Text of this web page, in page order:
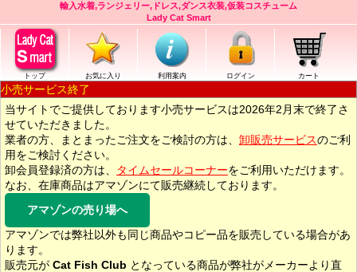
輸入水着,ランジェリー,ドレス,ダンス衣装,仮装コスチューム
Lady Cat Smart
トップ お気に入り 利用案内 ログイン カート
小売サービス終了
当サイトでご提供しております小売サービスは2026年2月末で終了さ
せていただきました。
業者の方、まとまったご注文をご検討の方は、 卸販売サービスのご利
用をご検討ください。
卸会員登録済の方は、
タイムセールコーナーをご利用いただけます。
なお、在庫商品はアマゾンにて販売継続しております。
アマゾンの売り場へ
アマゾンでは弊社以外も同じ商品やコピー品を販売している場合があ
ります。
販売元が Cat Fish Club となっている商品が弊社がメーカーより直